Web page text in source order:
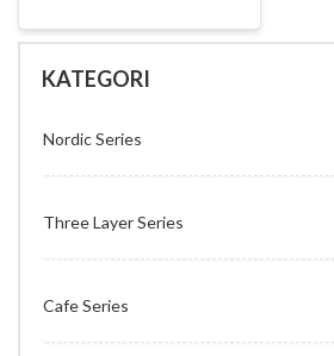
KATEGORI
Nordic Series
Three Layer Series
Cafe Series